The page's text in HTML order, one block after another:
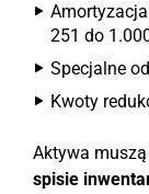
251 do
Specjalne
Kwoty
Aktywa
spisie